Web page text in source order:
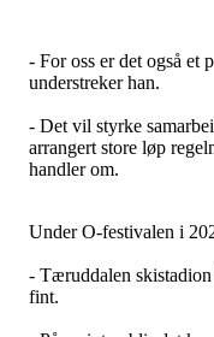
- For oss er det også et
understreker han.
- Det vil styrke
arrangert store løp
handler om.
Under O-festivalen i
- Tæruddalen
fint.